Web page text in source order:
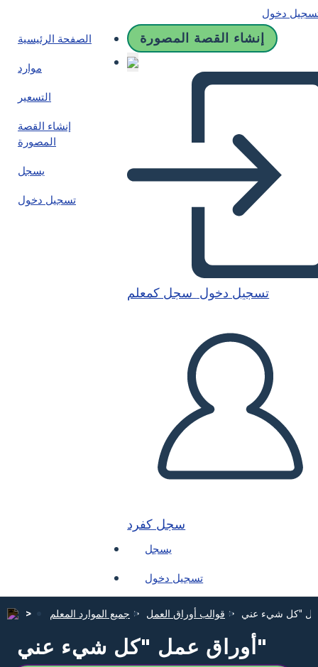
دخول
الصفحة الرئيسية
موارد
التسعير
إنشاء القصة
المصورة
يسجل
تسجيل دخول
إنشاء القصة المصورة
تسجيل دخول سجل كمعلم
سجل كفرد
يسجل
تسجيل دخول
جميع الموارد المعلم قوالب أوراق العمل
أوراق عمل "كل شيء عني"